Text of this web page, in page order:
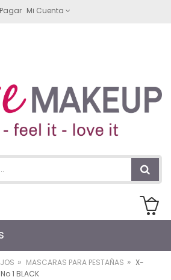
Pagar Mi Cuenta
» MASCARAS PARA PESTAÑAS » X-
1 BLACK